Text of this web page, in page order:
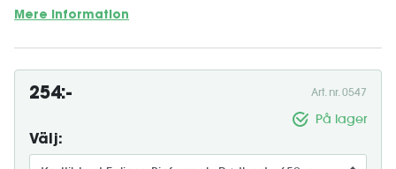
Mere information
254:- Art. nr. 0547
På lager
Välj: